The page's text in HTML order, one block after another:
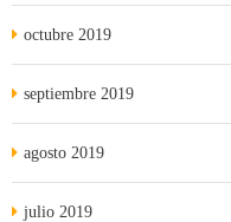
octubre 2019
septiembre 2019
agosto 2019
julio 2019